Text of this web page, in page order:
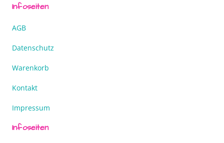
Infoseiten
AGB
Datenschutz
Warenkorb
Kontakt
Impressum
Infoseiten